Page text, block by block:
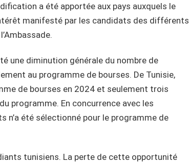
a été apportée aux pays auxquels le
manifesté par les candidats des différents
une diminution générale du nombre de
au programme de bourses. De Tunisie,
de bourses en 2024 et seulement trois
programme. En concurrence avec les
n’a été sélectionné pour le programme de
tunisiens. La perte de cette opportunité